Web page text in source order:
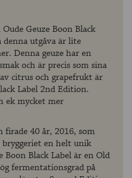
Geuze Boon Black
denna utgåva är lite
Denna geuze har en
och är precis som sina
citrus och grapefrukt är
Label 2nd Edition.
ek mycket mer
firade 40 år, 2016, som
bryggeriet en helt unik
Boon Black Label är en Old
fermentationsgrad på